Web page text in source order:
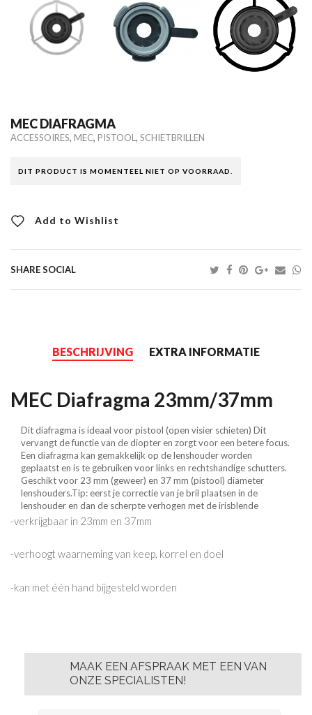
MEC DIAFRAGMA
ACCESSOIRES, MEC, PISTOOL, SCHIETBRILLEN
DIT PRODUCT IS MOMENTEEL NIET OP VOORRAAD.
Add to Wishlist
SHARE SOCIAL
BESCHRIJVING EXTRA INFORMATIE
MEC Diafragma 23mm/37mm
Dit diafragma is ideaal voor pistool (open visier schieten) Dit
vervangt de functie van de diopter en zorgt voor een betere focus.
Een diafragma kan gemakkelijk op de lenshouder worden
geplaatst en is te gebruiken voor links en rechtshandige schutters.
Geschikt voor 23 mm (geweer) en 37 mm (pistool) diameter
lenshouders.Tip: eerst je correctie van je bril plaatsen in de
lenshouder en dan de scherpte verhogen met de irisblende
-verkrijgbaar in 23mm en 37mm
-verhoogt waarneming van keep, korrel en doel
-kan met één hand bijgesteld worden
MAAK EEN AFSPRAAK MET EEN VAN
ONZE SPECIALISTEN!